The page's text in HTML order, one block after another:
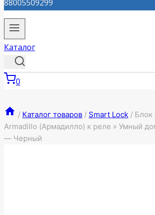
88005509299
Каталог
0
/ Каталог товаров / Smart Lock / Блок
Armadillo (Армадилло) к реле » Умный
— Черный